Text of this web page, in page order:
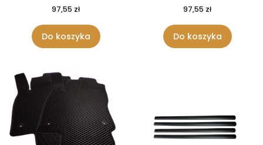
97,55 zł
Do koszyka
97,55 zł
Do koszyka